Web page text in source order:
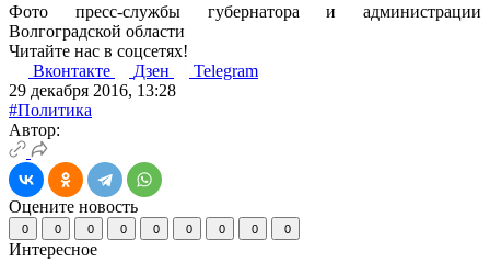
Фото пресс-службы губернатора и администрации
Волгоградской области
Читайте нас в соцсетях!
Вконтакте
Дзен
Telegram
29 декабря 2016, 13:28
#Политика
Автор:
Оцените новость
0 0 0 0 0 0 0 0 0
Интересное